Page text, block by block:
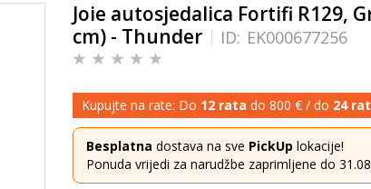
Joie autosjedalica Fortifi R129,
cm) - Thunder
ID: EK000677256
Kupujte na rate: Do 12 rata do 800 € / do 24
Besplatna dostava na sve PickUp lokacije!
Ponuda vrijedi za narudžbe zaprimljene do